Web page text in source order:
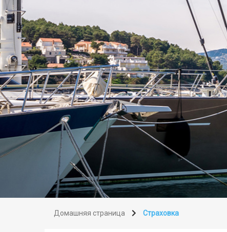
Домашняя страница Страховка